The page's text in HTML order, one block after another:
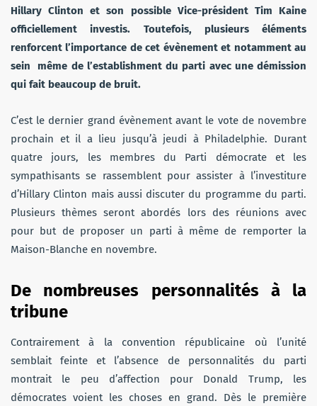
Hillary Clinton et son possible Vice-président Tim Kaine
officiellement investis. Toutefois, plusieurs éléments
renforcent l’importance de cet évènement et notamment au
sein même de l’establishment du parti avec une démission
qui fait beaucoup de bruit.
C’est le dernier grand évènement avant le vote de novembre
prochain et il a lieu jusqu’à jeudi à Philadelphie. Durant
quatre jours, les membres du Parti démocrate et les
sympathisants se rassemblent pour assister à l’investiture
d’Hillary Clinton mais aussi discuter du programme du parti.
Plusieurs thèmes seront abordés lors des réunions avec
pour but de proposer un parti à même de remporter la
Maison-Blanche en novembre.
De nombreuses personnalités à la
tribune
Contrairement à la convention républicaine où l’unité
semblait feinte et l’absence de personnalités du parti
montrait le peu d’affection pour Donald Trump, les
démocrates voient les choses en grand. Dès le première